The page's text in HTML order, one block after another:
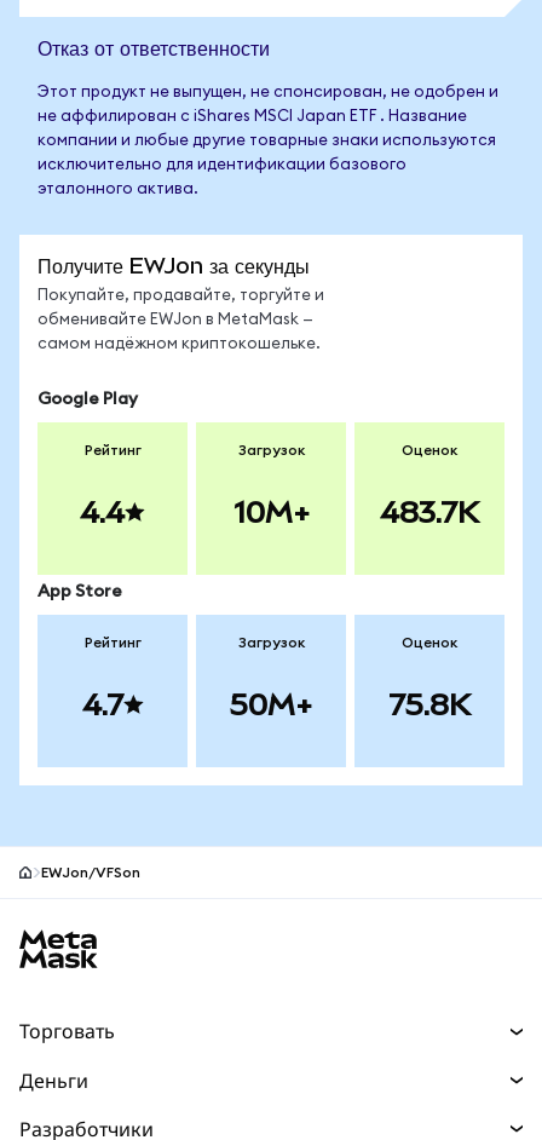
Отказ от ответственности
Этот продукт не выпущен, не спонсирован, не одобрен и
не аффилирован с iShares MSCI Japan ETF . Название
компании и любые другие товарные знаки используются
исключительно для идентификации базового
эталонного актива.
Получите EWJon за секунды
Покупайте, продавайте, торгуйте и
обменивайте EWJon в MetaMask —
самом надёжном криптокошельке.
Google Play
Рейтинг
4.4
Загрузок
10M+
Оценок
483.7K
App Store
Рейтинг
4.7
Загрузок
50M+
Оценок
75.8K
EWJon/VFSon
Торговать
Деньги
Разработчики